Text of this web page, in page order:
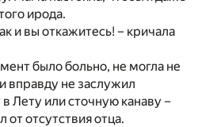
ирода.
и вы откажитесь! – кричала
было больно, не могла не
вправду не заслужил
Лету или сточную канаву –
отсутствия отца.